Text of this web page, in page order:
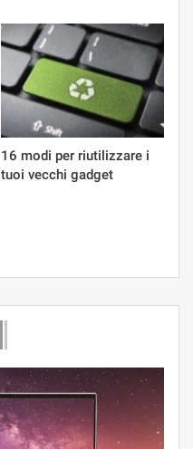
16 modi per riutilizzare i
tuoi vecchi gadget